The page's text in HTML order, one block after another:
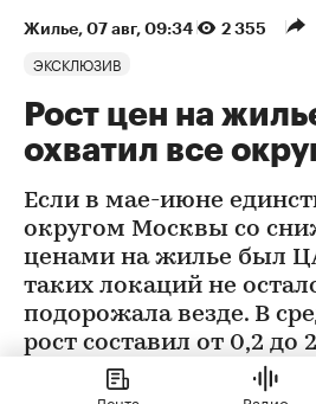
Жилье⁠, 07 авг, 09:34 2 355
ЭКСКЛЮЗИВ
Рост цен на
охватил все
Если в мае-июне
округом Москвы со
ценами на жилье был
таких локаций не
подорожала везде. В
рост составил от 0,2 до